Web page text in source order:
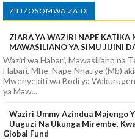
ZILIZOSOMWA ZAIDI
ZIARA YA WAZIRI NAPE KATIKA
MAWASILIANO YA SIMU JIJINI
Waziri wa Habari, Mawasiliano na
Habari, Mhe. Nape Nnauye (Mb)
Mwenyekiti wa Bodi ya
ya Maw...
Waziri Ummy Azindua Majengo
Uuguzi Na Ukunga Mirembe,
Global Fund